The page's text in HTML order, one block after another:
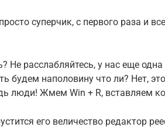
суперчик, с первого раза и
Не расслабляйтесь, у нас еще
будем наполовину что ли? Нет,
люди! Жмем Win + R, вставляем
его величество редактор